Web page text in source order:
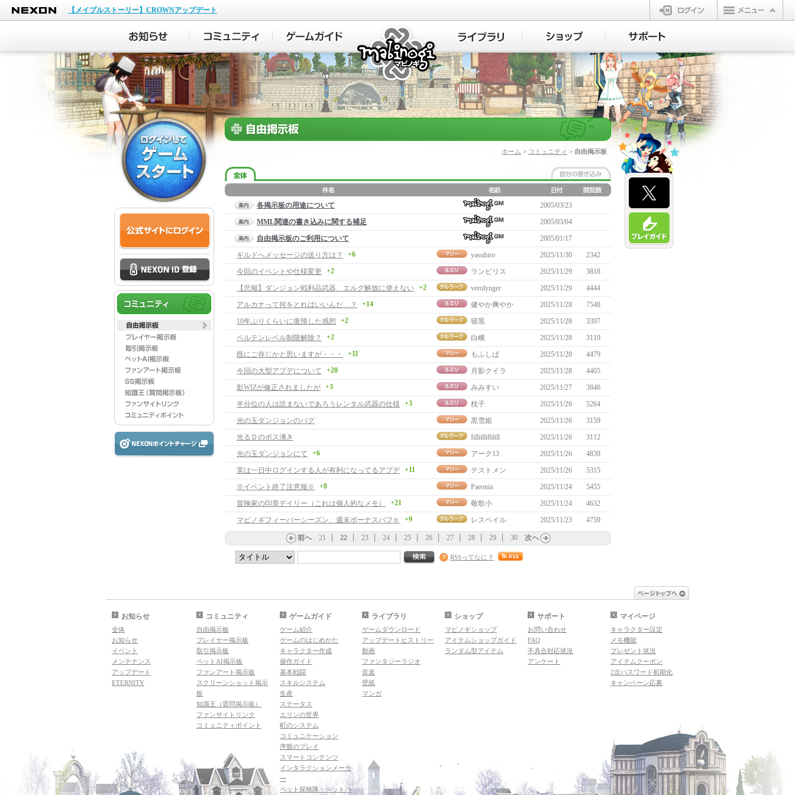
NEXON
【メイプルストーリー】CROWNアップデート
ログイン
マビノギ
ホーム > コミュニティ > 自由掲示板
各掲示板の用途について
2005/03/23
MML関連の書き込みに関する補足
2005/03/04
自由掲示板のご利用について
2005/01/17
ギルドへメッセージの送り方は？
+6 yasuhiro 2025/11/30
2342
今回のイベントや仕様変更
+2 ランビリス 2025/11/29
3818
【悲報】ダンジョン戦利品武器、エルグ解放に使えない +2 verolynger 2025/11/29
4444
アルカナって何をとればいいんだ…？
+14 健やか爽やか 2025/11/28
7548
10年ぶりくらいに復帰した感想
+2 寝黒 2025/11/28
3397
ベルテンレベル制限解除？
+2 白峨 2025/11/28
3119
既にご存じかと思いますが・・・
+11 もふしば 2025/11/28
4479
今回の大型アプデについて
+20 月影クイラ 2025/11/28
4405
影WIZが修正されましたが +3 みみすい 2025/11/27
3846
半分位の人は読まないであろうレンタル武器の仕様
+3 枕子 2025/11/26
5264
光の玉ダンジョンのバグ
黒雪姫 2025/11/26
3159
光るＤのボス沸き
Iilliillillilill 2025/11/26
3112
光の玉ダンジョンにて
+6 アーク13 2025/11/26
4839
実は一日中ログインする人が有利になってるアプデ +11 テストメン 2025/11/26
5315
※イベント終了注意報※
+8 Paeonia 2025/11/24
5455
冒険家の印章デイリー（これは個人的なメモ）
+21 敬歌小 2025/11/24
4632
マビノギフィーバーシーズン、週末ボーナスバフｂ
+9 レスペイル 2025/11/23 4759
前へ 21 22 23 24 25 26 27 28 29 30 次へ
RSSってなに？
お知らせ
全体
お知らせ
イベント
メンテナンス
アップデート
ETERNITY
コミュニティ
自由掲示板
プレイヤー掲示板
取引掲示板
ペットAI掲示板
ファンアート掲示板
スクリーンショット掲示
板
知識王（質問掲示板）
ファンサイトリンク
コミュニティポイント
ゲームガイド
ゲーム紹介
ゲームのはじめかた
キャラクター作成
操作ガイド
基本戦闘
スキルシステム
生産
ステータス
エリンの世界
町のシステム
コミュニケーション
序盤のプレイ
スマートコンテンツ
インタラクションメーカ
ー
ペット探検隊・ペットハ
ライブラリ
ゲームダウンロード
アップデートヒストリー
動画
ファンタジーラジオ
音楽
壁紙
マンガ
ショップ
マビノギショップ
アイテムショップガイド
ランダム型アイテム
サポート
お問い合わせ
FAQ
不具合対応状況
アンケート
マイページ
キャラクター設定
メモ機能
プレゼント状況
アイテムクーポン
2次パスワード初期化
キャンペーン応募